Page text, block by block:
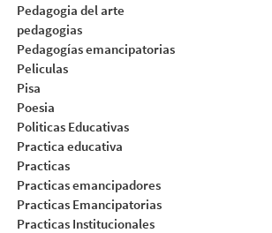
Pedagogia del arte
pedagogias
Pedagogías emancipatorias
Peliculas
Pisa
Poesia
Politicas Educativas
Practica educativa
Practicas
Practicas emancipadores
Practicas Emancipatorias
Practicas Institucionales